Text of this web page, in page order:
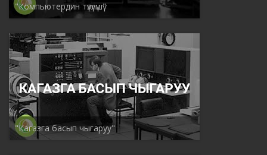
"Компьютердин түзүлүшү"
"Кагазга басып чыгаруу"